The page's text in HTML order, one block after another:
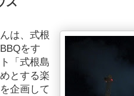
は、式根
をす
「式根島
とする楽
企画して